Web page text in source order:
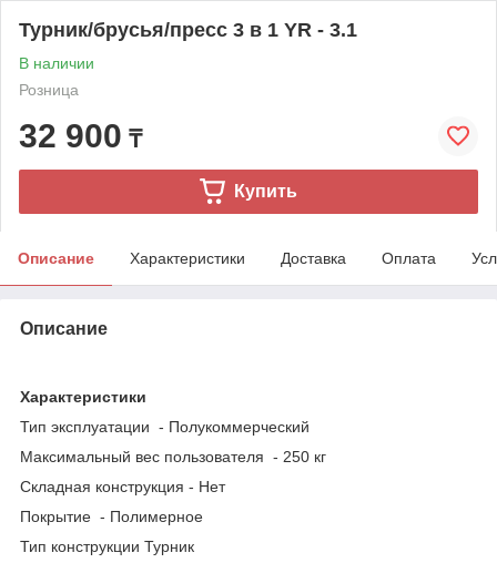
Турник/брусья/пресс 3 в 1 YR - 3.1
В наличии
Розница
32 900 ₸
Купить
Описание Характеристики Доставка Оплата
Описание
Характеристики
Тип эксплуатации - Полукоммерческий
Максимальный вес пользователя - 250 кг
Складная конструкция - Нет
Покрытие - Полимерное
Тип конструкции Турник